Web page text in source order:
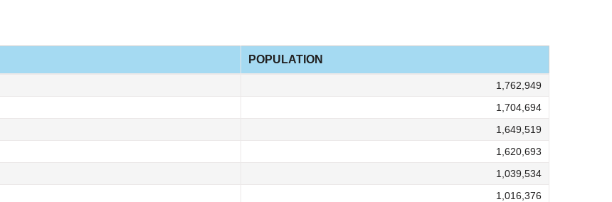
POPULATION
1,762,949
1,704,694
1,649,519
1,620,693
1,039,534
1,016,376